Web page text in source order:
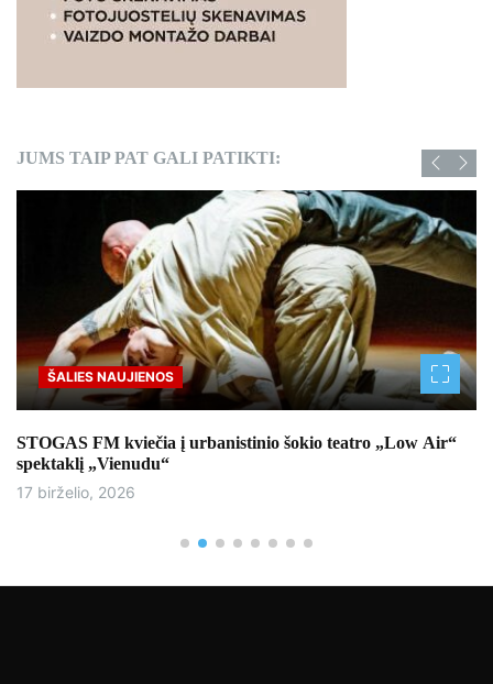
JUMS TAIP PAT GALI PATIKTI:
ŠALIES NAUJIENOS
STOGAS FM kviečia į urbanistinio šokio teatro „Low Air“
spektaklį „Vienudu“
17 birželio, 2026